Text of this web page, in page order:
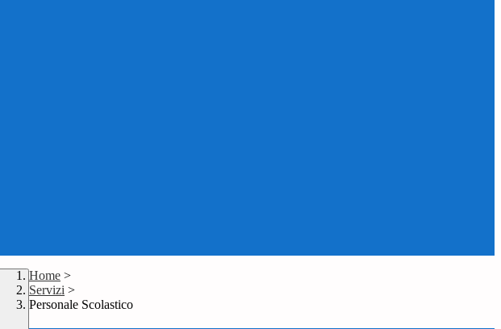
Home >
Servizi >
Personale Scolastico